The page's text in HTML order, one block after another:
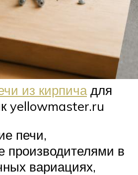
из кирпичадля
yellowmaster.ru
печи,
производителями в
вариациях,